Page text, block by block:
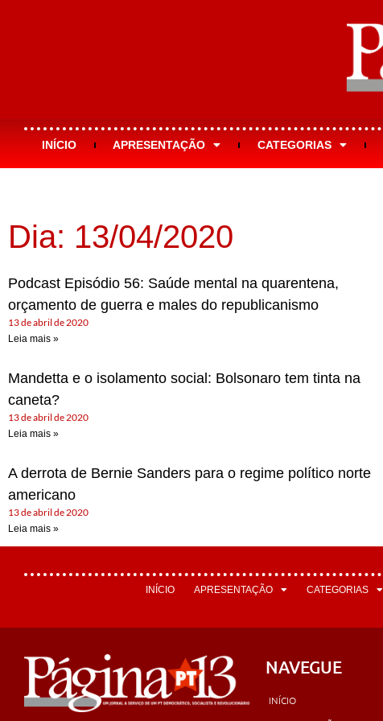
INÍCIO APRESENTAÇÃO CATEGORIAS
Dia: 13/04/2020
Podcast Episódio 56: Saúde mental na quarentena,
orçamento de guerra e males do republicanismo
13 de abril de 2020
Leia mais »
Mandetta e o isolamento social: Bolsonaro tem tinta na
caneta?
13 de abril de 2020
Leia mais »
A derrota de Bernie Sanders para o regime político norte
americano
13 de abril de 2020
Leia mais »
INÍCIO APRESENTAÇÃO CATEGORIAS
NAVEGUE
INÍCIO